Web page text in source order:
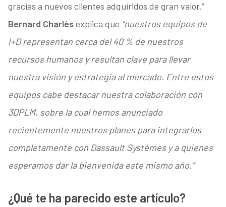
gracias a nuevos clientes adquiridos de gran valor.”
Bernard Charlès explica que “nuestros equipos de
I+D representan cerca del 40 % de nuestros
recursos humanos y resultan clave para llevar
nuestra visión y estrategia al mercado. Entre estos
equipos cabe destacar nuestra colaboración con
3DPLM, sobre la cual hemos anunciado
recientemente nuestros planes para integrarlos
completamente con Dassault Systèmes y a quienes
esperamos dar la bienvenida este mismo año.”
¿Qué te ha parecido este artículo?